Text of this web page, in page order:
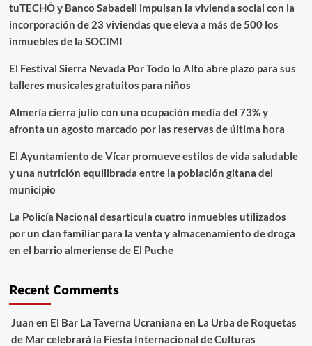
tuTECHÔ y Banco Sabadell impulsan la vivienda social con la
incorporación de 23 viviendas que eleva a más de 500 los
inmuebles de la SOCIMI
El Festival Sierra Nevada Por Todo lo Alto abre plazo para sus
talleres musicales gratuitos para niños
Almería cierra julio con una ocupación media del 73% y
afronta un agosto marcado por las reservas de última hora
El Ayuntamiento de Vícar promueve estilos de vida saludable
y una nutrición equilibrada entre la población gitana del
municipio
La Policía Nacional desarticula cuatro inmuebles utilizados
por un clan familiar para la venta y almacenamiento de droga
en el barrio almeriense de El Puche
Recent Comments
Juan en El Bar La Taverna Ucraniana en La Urba de Roquetas
de Mar celebrará la Fiesta Internacional de Culturas